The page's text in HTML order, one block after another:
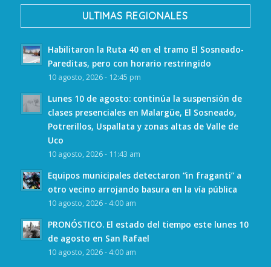
ULTIMAS REGIONALES
Habilitaron la Ruta 40 en el tramo El Sosneado-
Pareditas, pero con horario restringido
10 agosto, 2026 - 12:45 pm
Lunes 10 de agosto: continúa la suspensión de
clases presenciales en Malargüe, El Sosneado,
Potrerillos, Uspallata y zonas altas de Valle de
Uco
10 agosto, 2026 - 11:43 am
Equipos municipales detectaron “in fraganti” a
otro vecino arrojando basura en la vía pública
10 agosto, 2026 - 4:00 am
PRONÓSTICO. El estado del tiempo este lunes 10
de agosto en San Rafael
10 agosto, 2026 - 4:00 am